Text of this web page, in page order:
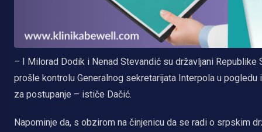
– I Milorad Dodik i Nenad Stevandić su državljani
prošle kontrolu Generalnog sekretarijata Interpola u
za postupanje – ističe Dačić.
Napominje da, s obzirom na činjenicu da se radi o srpskim